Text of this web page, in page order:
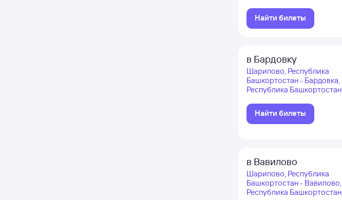
Найти билеты
в Бардовку
Шарипово, Республика
Башкортостан - Бардовка,
Республика Башкортостан
Найти билеты
в Вавилово
Шарипово, Республика
Башкортостан - Вавилово,
Республика Башкортостан